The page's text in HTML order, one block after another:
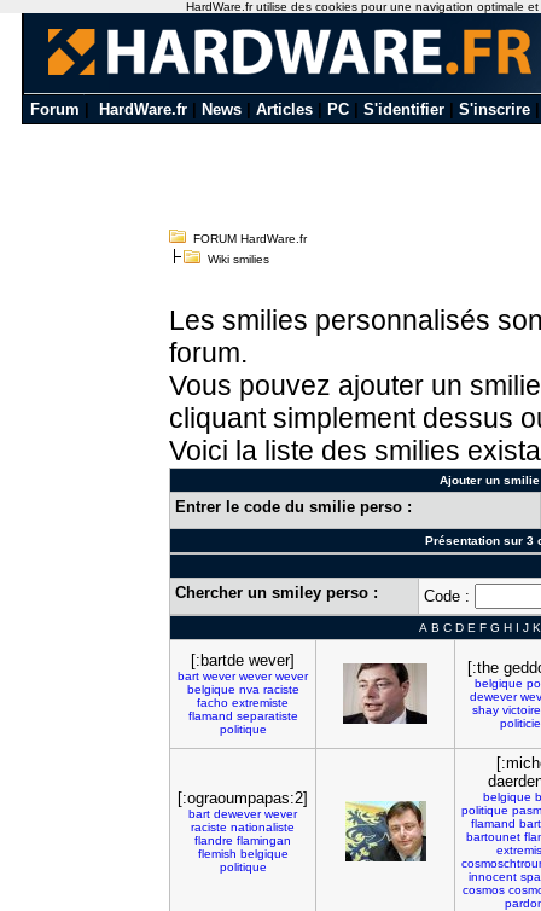
Forum HardWare.fr News Articles PC S'identifier S'inscrire
FORUM HardWare.fr
Wiki smilies
Les smilies personnalisés
forum.
Vous pouvez ajouter un
cliquant simplement dessus
Voici la liste des smilies
Ajouter un
Entrer le code du smilie perso :
Présentation sur 3
Chercher un smiley perso : Code :
A B C D E F G H I J K
[:bartde wever]
bart wever wever wever
belgique nva raciste
facho extremiste
flamand separatiste
politique
[:the
belgique
dewever
shay victoire
[:ograoumpapas:2]
bart dewever wever
raciste nationaliste
flandre flamingan
flemish belgique
politique
belgique
politique
flamand bart
bartounet
innocent
cosmos
HardWare.fr utilise des cookies pour une navigation optimale